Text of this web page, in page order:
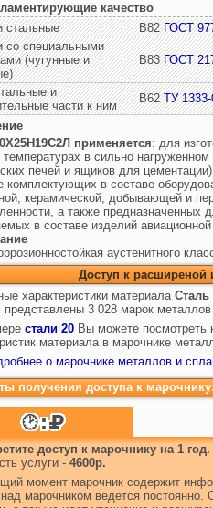
качество
стальные
В82 ГОСТ
со специальными
(чугунные и
В83 ГОСТ
и
части к ним
В62 ТУ 1333-
применяется: для
температурах в сильно
печей и ящиков для
комплектующих в составе
керамической, добывающей и
а также предназначенных
в составе изделий
аустенитного
Доступ к
характеристики материала Сталь
представлены 3 028 марок
стали 20 Вы можете посмотреть
материала в марочнике
о марочнике металлов и
получения доступа к
доступ к марочнику на 1 год.
услуги - 4600р.
момент марочник содержит
марочником ведется постоянно.